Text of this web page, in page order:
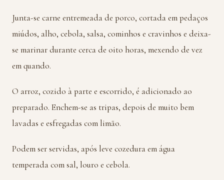
Junta-se carne entremeada de porco, cortada em pedaços
miúdos, alho, cebola, salsa, cominhos e cravinhos e deixa-
se marinar durante cerca de oito horas, mexendo de vez
em quando.
O arroz, cozido à parte e escorrido, é adicionado ao
preparado. Enchem-se as tripas, depois de muito bem
lavadas e esfregadas com limão.
Podem ser servidas, após leve cozedura em água
temperada com sal, louro e cebola.